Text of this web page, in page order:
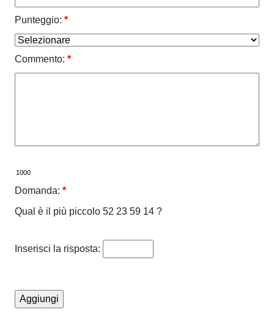
Punteggio: *
Commento: *
Domanda: *
Qual è il più piccolo 52 23 59 14 ?
Inserisci la risposta: